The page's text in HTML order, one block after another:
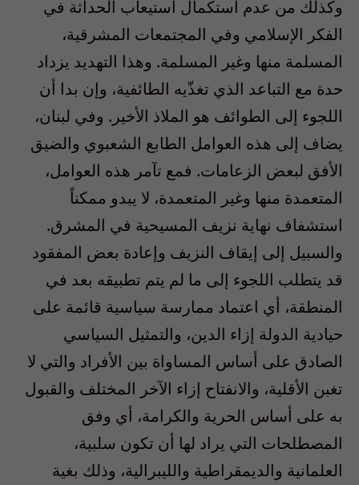
وكذلك من عدم استكمال استيعاب الحداثة في
الفكر الإسلامي وفي المجتمعات المشرقية،
المسلمة منها وغير المسلمة. وهذا التهديد يزداد
حدة مع التباعد الذي تغذّيه الطائفية، وإن بدا أن
اللجوء إلى الطوائف هو الملاذ الأخير. وفي لبنان،
يضاف إلى هذه العوامل الطابع الشعبوي والضيق
الأفق لبعض الزعامات. فمع تآمر هذه العوامل،
المتعمدة منها وغير المتعمدة، لا يبدو ممكناً
استشفاف نهاية نزيف المسيحية في المشرق.
والسبيل إلى إيقاف النزيف وإعادة بعض المفقود
قد يتطلب اللجوء إلى ما لم يتم تطبيقه بعد في
المنطقة، أي اعتماد ممارسة سياسية قائمة على
حيادية الدولة إزاء الدين، والتمثيل السياسي
الصادق على أساس المساواة بين الأفراد والتي لا
تغبن الأقلية، والانفتاح إزاء الآخر المختلف والقبول
به على أساس الحرية والكرامة، أي وفق
المصطلحات التي يراد لها أن تكون سلبية،
العلمانية والديمقراطية والليبرالية، وذلك بغية